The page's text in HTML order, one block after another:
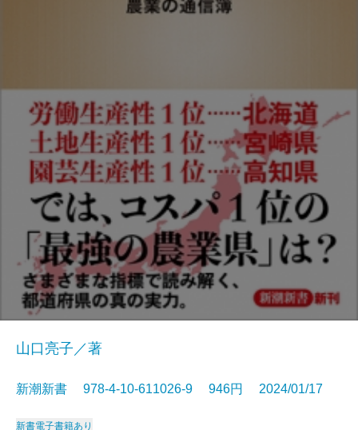
山口亮子／著
新潮新書 978-4-10-611026-9 946円 2024/01/17
新書電子書籍あり